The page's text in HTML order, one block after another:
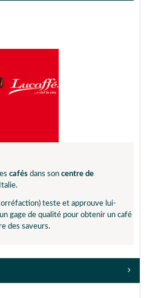
caféspour votre
tests, ils ont pu trouver la
DELONGHI
moulin : Réglage intensité :
cafés dans son centre de
teste et approuve lui-
gage de qualité pour obtenir un café
des saveurs.